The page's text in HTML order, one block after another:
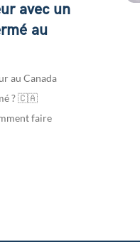
avec un
au
au Canada
? 🇨🇦
faire